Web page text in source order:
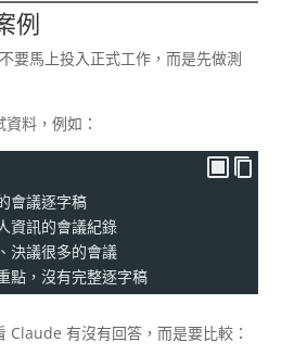
例
要馬上投入正式工作，而是先做測
料，例如：
會議逐字稿
資訊的會議紀錄
決議很多的會議
點，沒有完整逐字稿
Claude 有沒有回答，而是要比較：